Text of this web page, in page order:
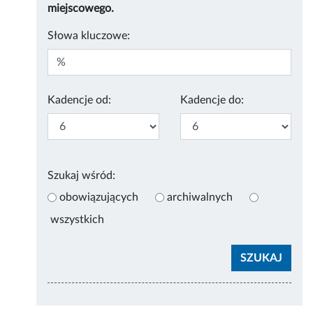
miejscowego.
Słowa kluczowe:
Kadencje od: Kadencje do:
Szukaj wśród:
obowiązujących
archiwalnych
wszystkich